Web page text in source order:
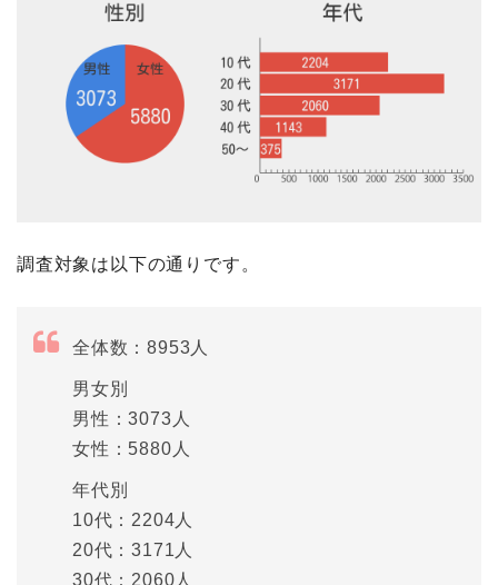
調査対象は以下の通りです。
全体数：8953人
男女別
男性：3073人
女性：5880人
年代別
10代：2204人
20代：3171人
30代：2060人